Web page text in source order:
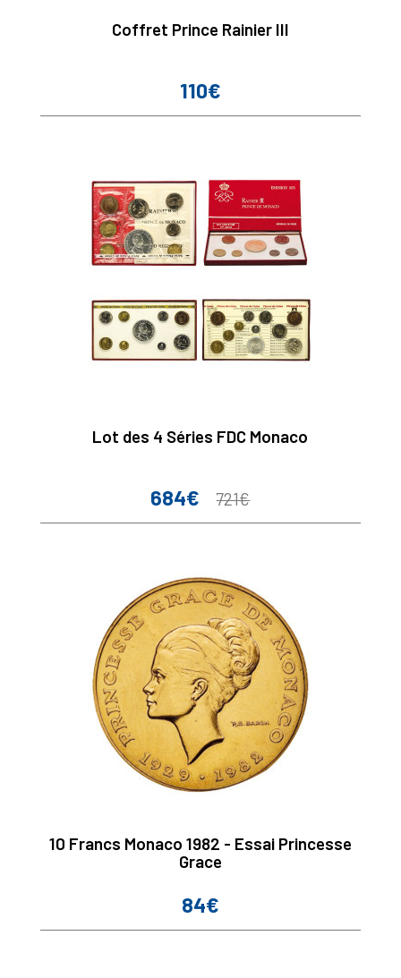
Coffret Prince Rainier III
Prix
110€
Lot des 4 Séries FDC Monaco
Prix
684€
Prix
721€
10 Francs Monaco 1982 - Essai Princesse
Grace
Prix
84€